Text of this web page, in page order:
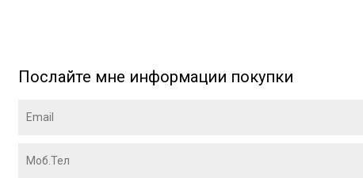
Послайте мне информации покупки